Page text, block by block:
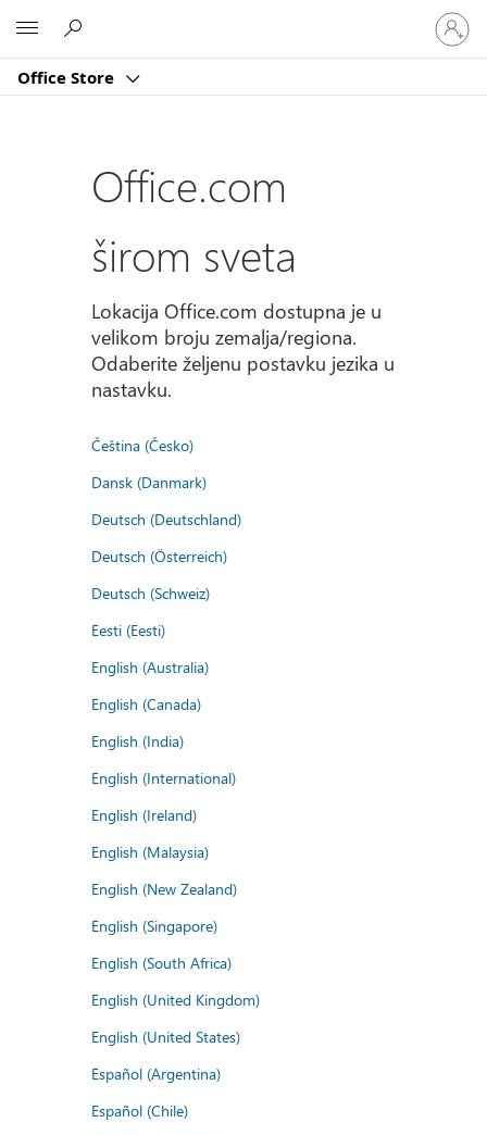
Office Store
Prijavite
se
na
Office.com
širom sveta
Lokacija Office.com dostupna je u
velikom broju zemalja/regiona.
Odaberite željenu postavku jezika u
nastavku.
Čeština (Česko)
Dansk (Danmark)
Deutsch (Deutschland)
Deutsch (Österreich)
Deutsch (Schweiz)
Eesti (Eesti)
English (Australia)
English (Canada)
English (India)
English (International)
English (Ireland)
English (Malaysia)
English (New Zealand)
English (Singapore)
English (South Africa)
English (United Kingdom)
English (United States)
Español (Argentina)
Español (Chile)